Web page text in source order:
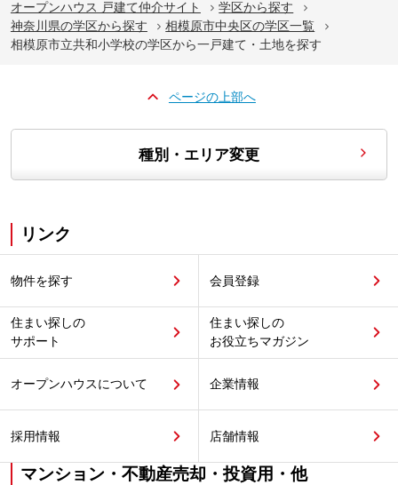
オープンハウス 戸建て仲介サイト
学区から探す
神奈川県の学区から探す
相模原市中央区の学区一覧
相模原市立共和小学校の学区から一戸建て・土地を探す
ページの上部へ
種別・エリア変更
リンク
物件を探す 会員登録
住まい探しの
サポート
住まい探しの
お役立ちマガジン
オープンハウスについて 企業情報
採用情報 店舗情報
マンション・不動産売却・投資用・他